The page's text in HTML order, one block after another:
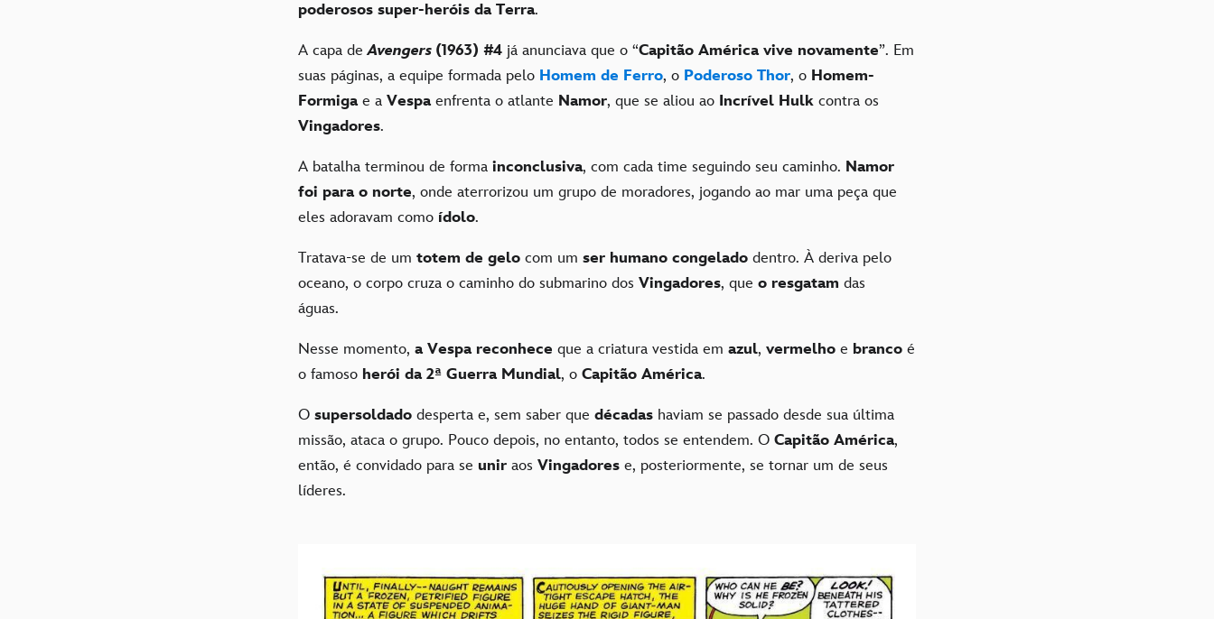
poderosos super-heróis da Terra.
A capa deAvengers (1963) #4 já anunciava que o “Capitão América vive novamente”. Em
suas páginas, a equipe formada pelo Homem de Ferro, o Poderoso Thor, o Homem-
Formigae a Vespa enfrenta o atlante Namor, que se aliou ao Incrível Hulk contra os
Vingadores.
A batalha terminou de forma inconclusiva, com cada time seguindo seu caminho. Namor
foi para o norte, onde aterrorizou um grupo de moradores, jogando ao mar uma peça que
eles adoravam como ídolo.
Tratava-se de um totem de gelo com um ser humano congelado dentro. À deriva pelo
oceano, o corpo cruza o caminho do submarino dos Vingadores, que o resgatam das
águas.
Nesse momento, a Vespa reconhece que a criatura vestida em azul, vermelho e branco é
o famoso herói da 2ª Guerra Mundial, o Capitão América.
O supersoldado desperta e, sem saber que décadas haviam se passado desde sua última
missão, ataca o grupo. Pouco depois, no entanto, todos se entendem. O Capitão América,
então, é convidado para se unir aos Vingadores e, posteriormente, se tornar um de seus
líderes.